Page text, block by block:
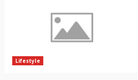
Lifestyle